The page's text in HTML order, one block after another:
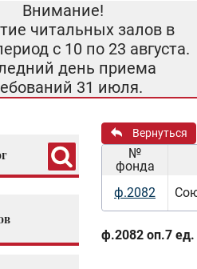
Внимание!
читальных залов в
с 10 по 23 августа.
день приема
31 июля.
Вернуться
№
фонда
ф.2082
ф.2082 оп.7 ед.